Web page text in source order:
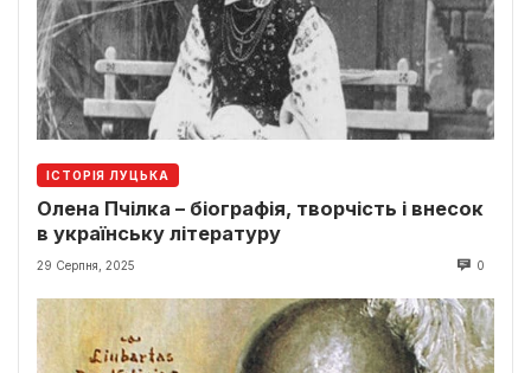
ІСТОРІЯ ЛУЦЬКА
Олена Пчілка – біографія, творчість і внесок
в українську літературу
29 Серпня, 2025 0